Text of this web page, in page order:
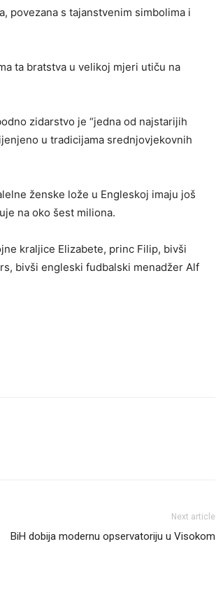
povezana s tajanstvenim simbolima i
ta bratstva u velikoj mjeri utiču na
zidarstvo je “jedna od najstarijih
u tradicijama srednjovjekovnih
ženske lože u Engleskoj imaju još
na oko šest miliona.
kraljice Elizabete, princ Filip, bivši
bivši engleski fudbalski menadžer Alf
Next article
BiH dobija modernu opservatoriju u Visokom